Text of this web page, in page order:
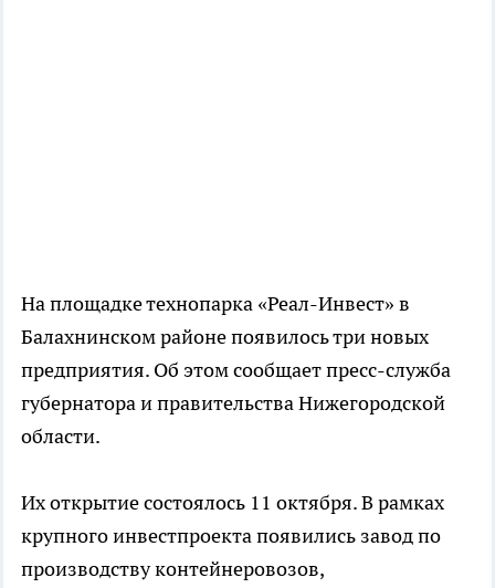
На площадке технопарка «Реал-Инвест» в
Балахнинском районе появилось три новых
предприятия. Об этом сообщает пресс-служба
губернатора и правительства Нижегородской
области.
Их открытие состоялось 11 октября. В рамках
крупного инвестпроекта появились завод по
производству контейнеровозов,